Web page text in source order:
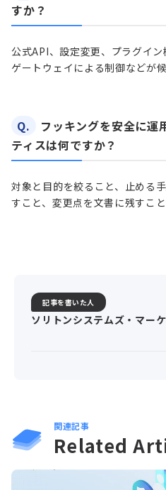
すか？
公式API、設定変更、プラグイ
ゲートウェイによる制御などが
Q.
フッキングを安全に運
ティスは何ですか？
対象と目的を絞ること、止める
すこと、変更点を文書に残すこと
記事を書いた人
ソリトンシステムズ・マー
関連記事
Related